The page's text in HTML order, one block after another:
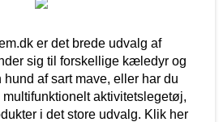
er det brede udvalg af
sig til forskellige kæledyr og
af sart mave, eller har du
aktivitetslegetøj,
i det store udvalg. Klik her